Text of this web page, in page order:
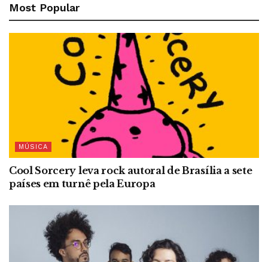
Most Popular
MÚSICA
Cool Sorcery leva rock autoral de Brasília a sete
países em turnê pela Europa